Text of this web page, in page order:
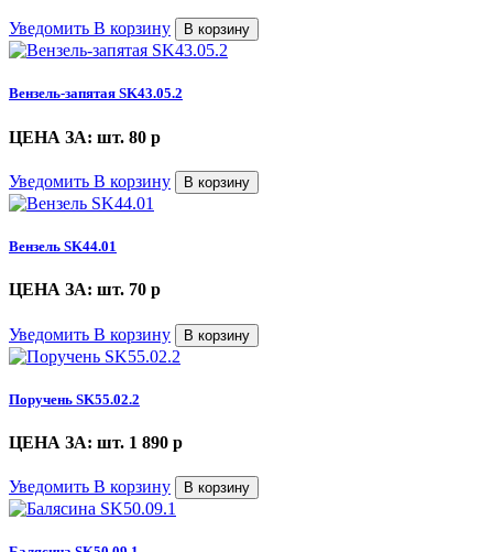
Уведомить В корзину В корзину
Вензель-запятая SK43.05.2
ЦЕНА ЗА: шт. 80 p
Уведомить В корзину В корзину
Вензель SK44.01
ЦЕНА ЗА: шт. 70 p
Уведомить В корзину В корзину
Поручень SK55.02.2
ЦЕНА ЗА: шт. 1 890 p
Уведомить В корзину В корзину